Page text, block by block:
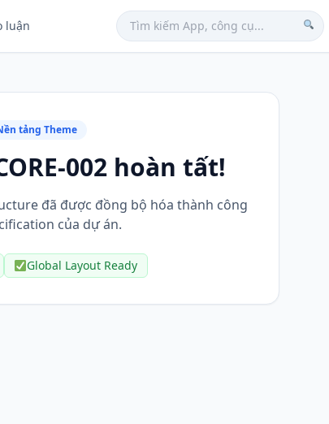
luận
tảng Theme
002 hoàn tất!
đã được đồng bộ hóa thành công
của dự án.
Global Layout Ready